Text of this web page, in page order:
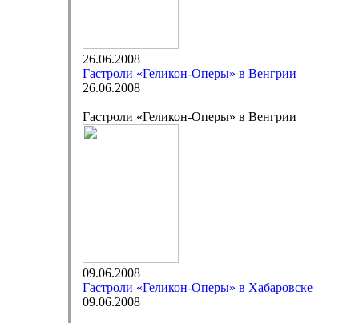
26.06.2008
Гастроли «Геликон-Оперы» в Венгрии
26.06.2008
Гастроли «Геликон-Оперы» в Венгрии
09.06.2008
Гастроли «Геликон-Оперы» в Хабаровске
09.06.2008